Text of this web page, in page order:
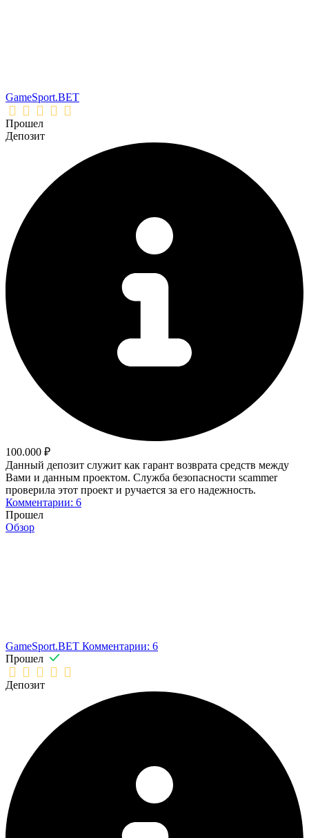
GameSport.BET
Прошел
Депозит
100.000 ₽
Данный депозит служит как гарант возврата средств между
Вами и данным проектом. Служба безопасности scammer
проверила этот проект и ручается за его надежность.
Комментарии: 6
Прошел
Обзор
GameSport.BET Комментарии: 6
Прошел
Депозит